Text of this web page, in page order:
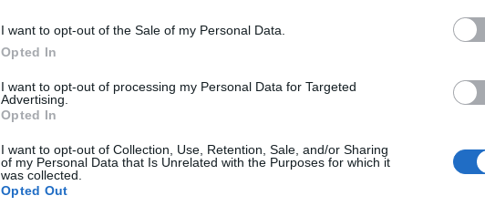
I want to opt-out of the Sale of my Personal Data.
Opted In
I want to opt-out of processing my Personal Data for Targeted
Advertising.
Opted In
I want to opt-out of Collection, Use, Retention, Sale, and/or Sharing
of my Personal Data that Is Unrelated with the Purposes for which it
was collected.
Opted Out